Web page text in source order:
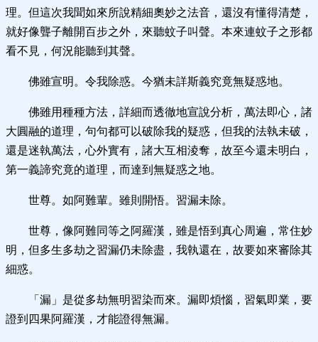
理。但這次我聞如來所說精細奧妙之法音，還沒有懂得清楚，
就好像聾子離開百步之外，來聽蚊子叫聲。本來連蚊子之形都
看不見，何況能聽到其聲。
佛雖宣明。令我除惑。今猶未詳斯義究竟無疑惑地。
佛雖用種種方法，詳細而透徹地宣說分析，萬法即心，諸
大圓融的道理，句句都可以破除我的疑惑，但我的法執未破，
還是迷執萬法，心外實有，諸大互相淩奪，故至今還未明白，
第一義諦究竟的道理，而達到無疑惑之地。
世尊。如阿難輩。雖則開悟。習漏未除。
世尊，像阿難同等之阿羅漢，雖是悟到真心周遍，常住妙
明，但多生多劫之習漏仍未除盡，我執還在，故要如來審除其
細惑。
「漏」是從多劫無明習染而來。漏即煩惱，習氣即業，要
證到四果阿羅漢，才能證得無漏。